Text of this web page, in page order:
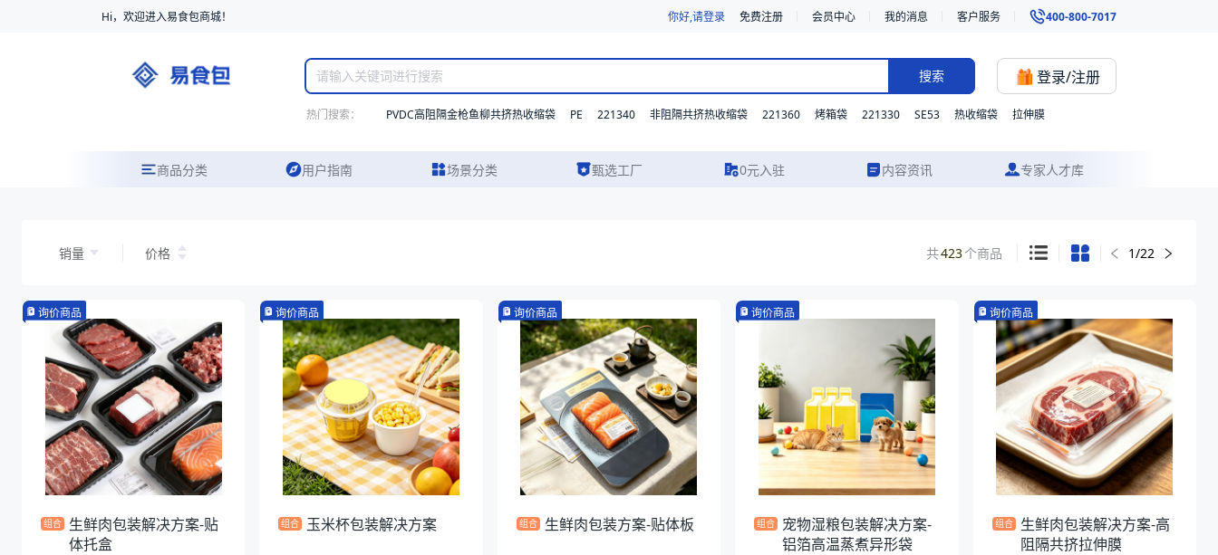
Hi，欢迎进入易食包商城！ 你好,请登录 免费注册 会员中心 我的消息 客户服务 400-800-7017
搜索 登录/注册
热门搜索： PVDC高阻隔金枪鱼柳共挤热收缩袋 PE 221340 非阻隔共挤热收缩袋 221360 烤箱袋 221330 SE53 热收缩袋 拉伸膜
商品分类 用户指南 场景分类 甄选工厂 0元入驻 内容资讯 专家人才库
销量 价格 共423个商品 1/22
询价商品
组合 生鲜肉包装解决方案-贴
体托盒
询价商品
组合 玉米杯包装解决方案
询价商品
组合 生鲜肉包装方案-贴体板
询价商品
组合 宠物湿粮包装解决方案-
铝箔高温蒸煮异形袋
询价商品
组合
生鲜肉包装解决方案-高
阻隔共挤拉伸膜